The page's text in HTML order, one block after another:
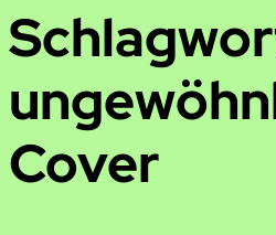
Cover